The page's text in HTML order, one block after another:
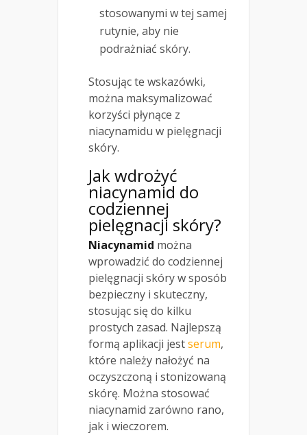
stosowanymi w tej samej
rutynie, aby nie
podrażniać skóry.
Stosując te wskazówki,
można maksymalizować
korzyści płynące z
niacynamidu w pielęgnacji
skóry.
Jak wdrożyć
niacynamid do
codziennej
pielęgnacji skóry?
Niacynamid można
wprowadzić do codziennej
pielęgnacji skóry w sposób
bezpieczny i skuteczny,
stosując się do kilku
prostych zasad. Najlepszą
formą aplikacji jestserum,
które należy nałożyć na
oczyszczoną i stonizowaną
skórę. Można stosować
niacynamid zarówno rano,
jak i wieczorem.